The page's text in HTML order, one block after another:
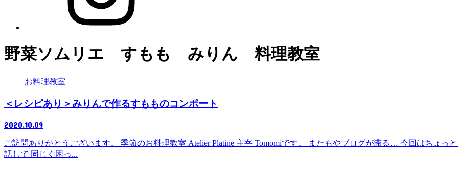
野菜ソムリエ すもも みりん 料理教室
お料理教室
＜レシピあり＞みりんで作るすもものコンポート
2020.10.09
ご訪問ありがとうございます。 季節のお料理教室 Atelier Platine 主宰 Tomomiです。 またもやブログが滞る… 今回はちょ
話して 同じく困っ...